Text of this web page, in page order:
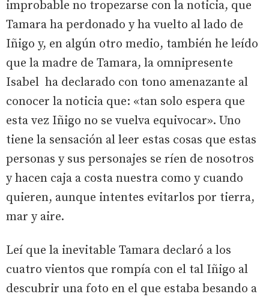
improbable no tropezarse con la noticia, que
Tamara ha perdonado y ha vuelto al lado de
Iñigo y, en algún otro medio, también he leído
que la madre de Tamara, la omnipresente
Isabel ha declarado con tono amenazante al
conocer la noticia que: «tan solo espera que
esta vez Iñigo no se vuelva equivocar». Uno
tiene la sensación al leer estas cosas que estas
personas y sus personajes se ríen de nosotros
y hacen caja a costa nuestra como y cuando
quieren, aunque intentes evitarlos por tierra,
mar y aire.
Leí que la inevitable Tamara declaró a los
cuatro vientos que rompía con el tal Iñigo al
descubrir una foto en el que estaba besando a